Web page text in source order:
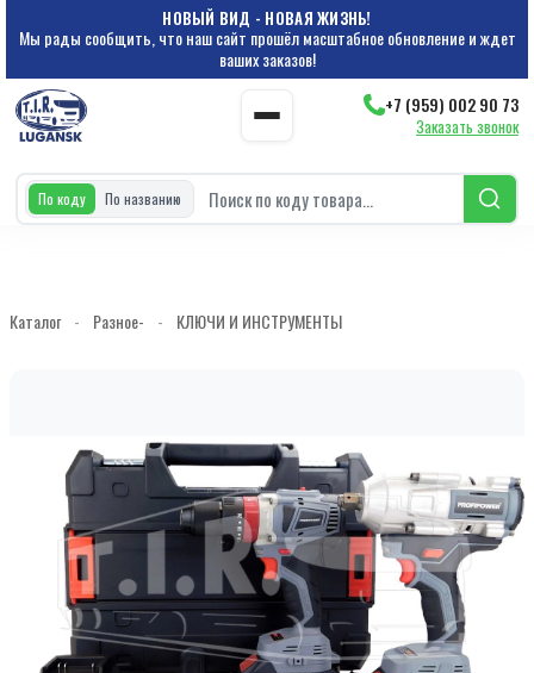
НОВЫЙ ВИД - НОВАЯ ЖИЗНЬ!
Мы рады сообщить, что наш сайт прошёл масштабное обновление и ждет
ваших заказов!
+7 (959) 002 90 73
Заказать звонок
По коду По названию
Каталог - Разное- - КЛЮЧИ И ИНСТРУМЕНТЫ